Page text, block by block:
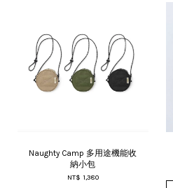
Naughty Camp 多用途機能收
納小包
NT$ 1,380